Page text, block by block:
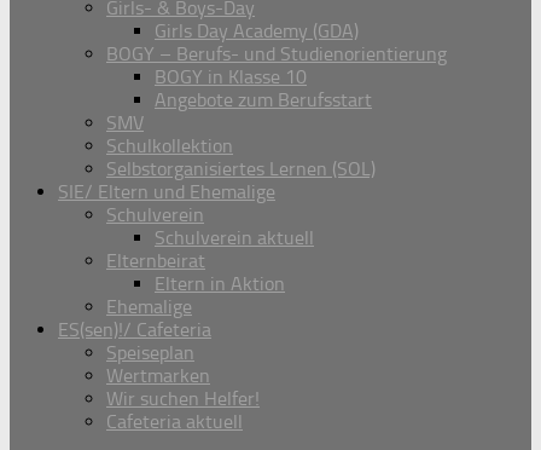
Girls- & Boys-Day
Girls Day Academy (GDA)
BOGY – Berufs- und Studienorientierung
BOGY in Klasse 10
Angebote zum Berufsstart
SMV
Schulkollektion
Selbstorganisiertes Lernen (SOL)
SIE/ Eltern und Ehemalige
Schulverein
Schulverein aktuell
Elternbeirat
Eltern in Aktion
Ehemalige
ES(sen)!/ Cafeteria
Speiseplan
Wertmarken
Wir suchen Helfer!
Cafeteria aktuell